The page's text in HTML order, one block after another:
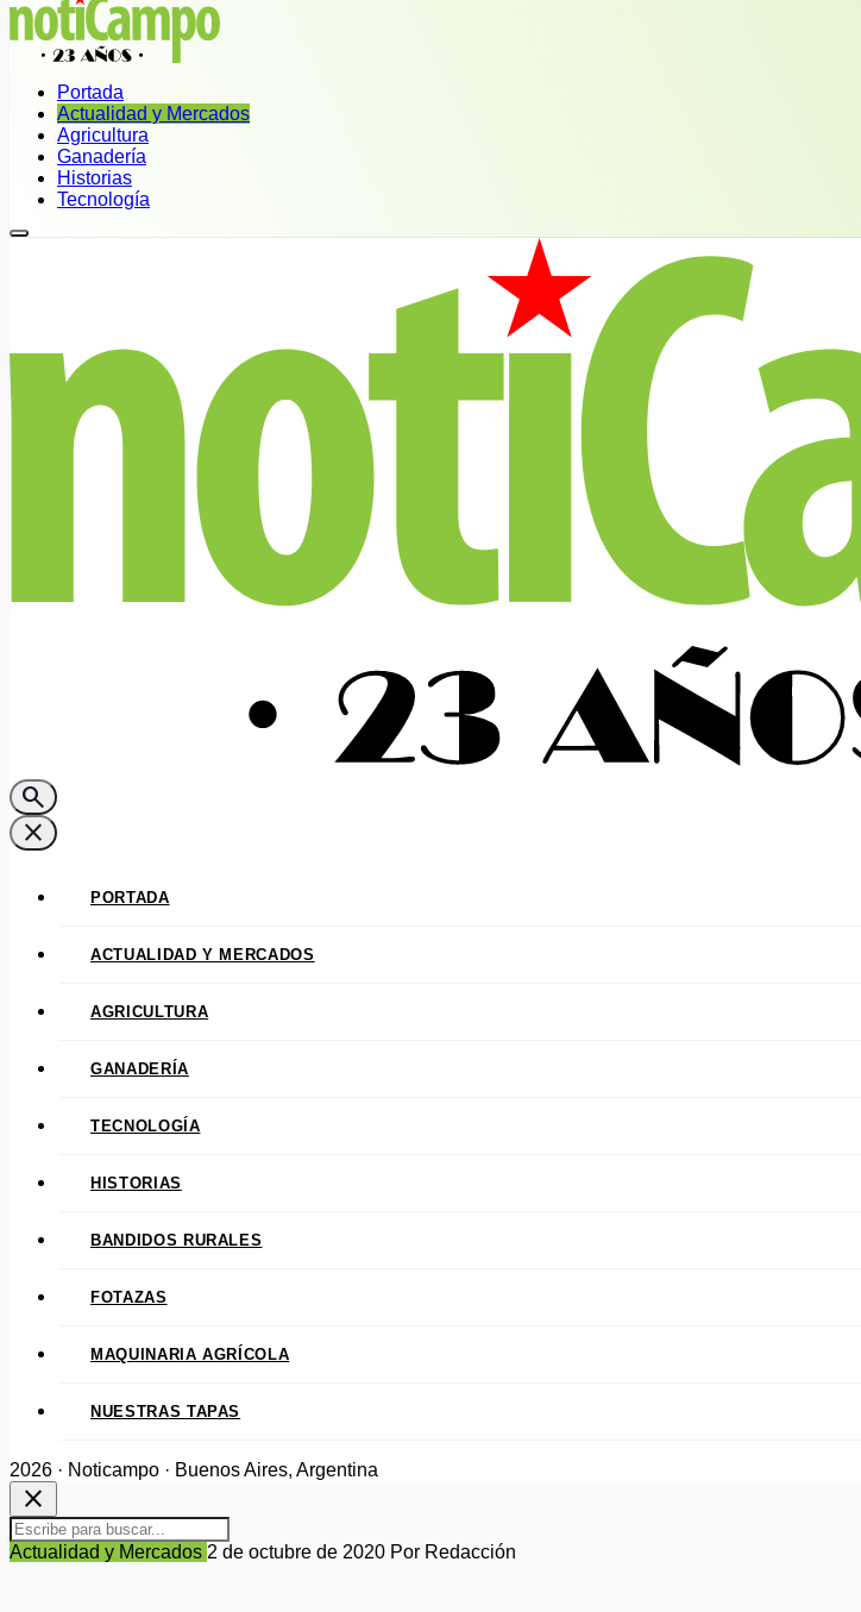
Portada
Actualidad y Mercados
Agricultura
Ganadería
Historias
Tecnología
search
close
PORTADA
ACTUALIDAD Y MERCADOS
AGRICULTURA
GANADERÍA
TECNOLOGÍA
HISTORIAS
BANDIDOS RURALES
FOTAZAS
MAQUINARIA AGRÍCOLA
NUESTRAS TAPAS
2026 · Noticampo · Buenos Aires, Argentina
close
Actualidad y Mercados 2 de octubre de 2020 Por Redacción